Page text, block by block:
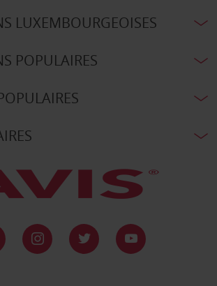
LUXEMBOURGEOISES
POPULAIRES